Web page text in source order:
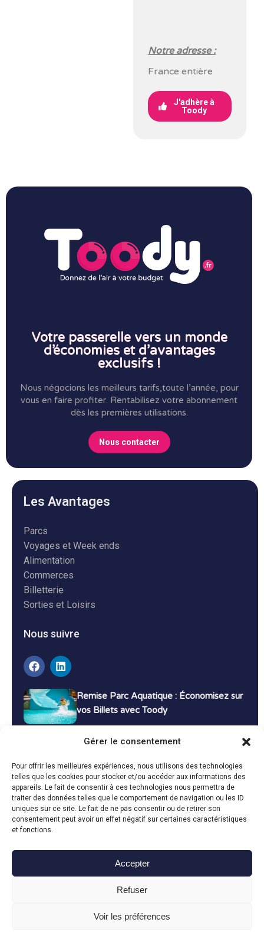
Gérer le consentement
Pour offrir les meilleures expériences, nous utilisons des technologies
telles que les cookies pour stocker et/ou accéder aux informations des
appareils. Le fait de consentir à ces technologies nous permettra de
traiter des données telles que le comportement de navigation ou les ID
uniques sur ce site. Le fait de ne pas consentir ou de retirer son
consentement peut avoir un effet négatif sur certaines caractéristiques
et fonctions.
Accepter
Refuser
Voir les préférences
Notre adresse :
France entière
J'adhère à
Toody
Votre passerelle vers un monde
d’économies et d’avantages
exclusifs !
Nous négocions les meilleurs tarifs,toute l’année, pour
vous en faire profiter. Rentabilisez votre abonnement
dès les premières utilisations.
Nous contacter
Les Avantages
Parcs
Voyages et Week ends
Alimentation
Commerces
Billetterie
Sorties et Loisirs
Nous suivre
Remise Parc Aquatique : Économisez sur
vos Billets avec Toody
Bons Plans Voyage : Économisez sur vos
Vacances avec Toody
13 décembre 2024 Bon plans
Toody © 2024
Mentions légales
Politique de cookies